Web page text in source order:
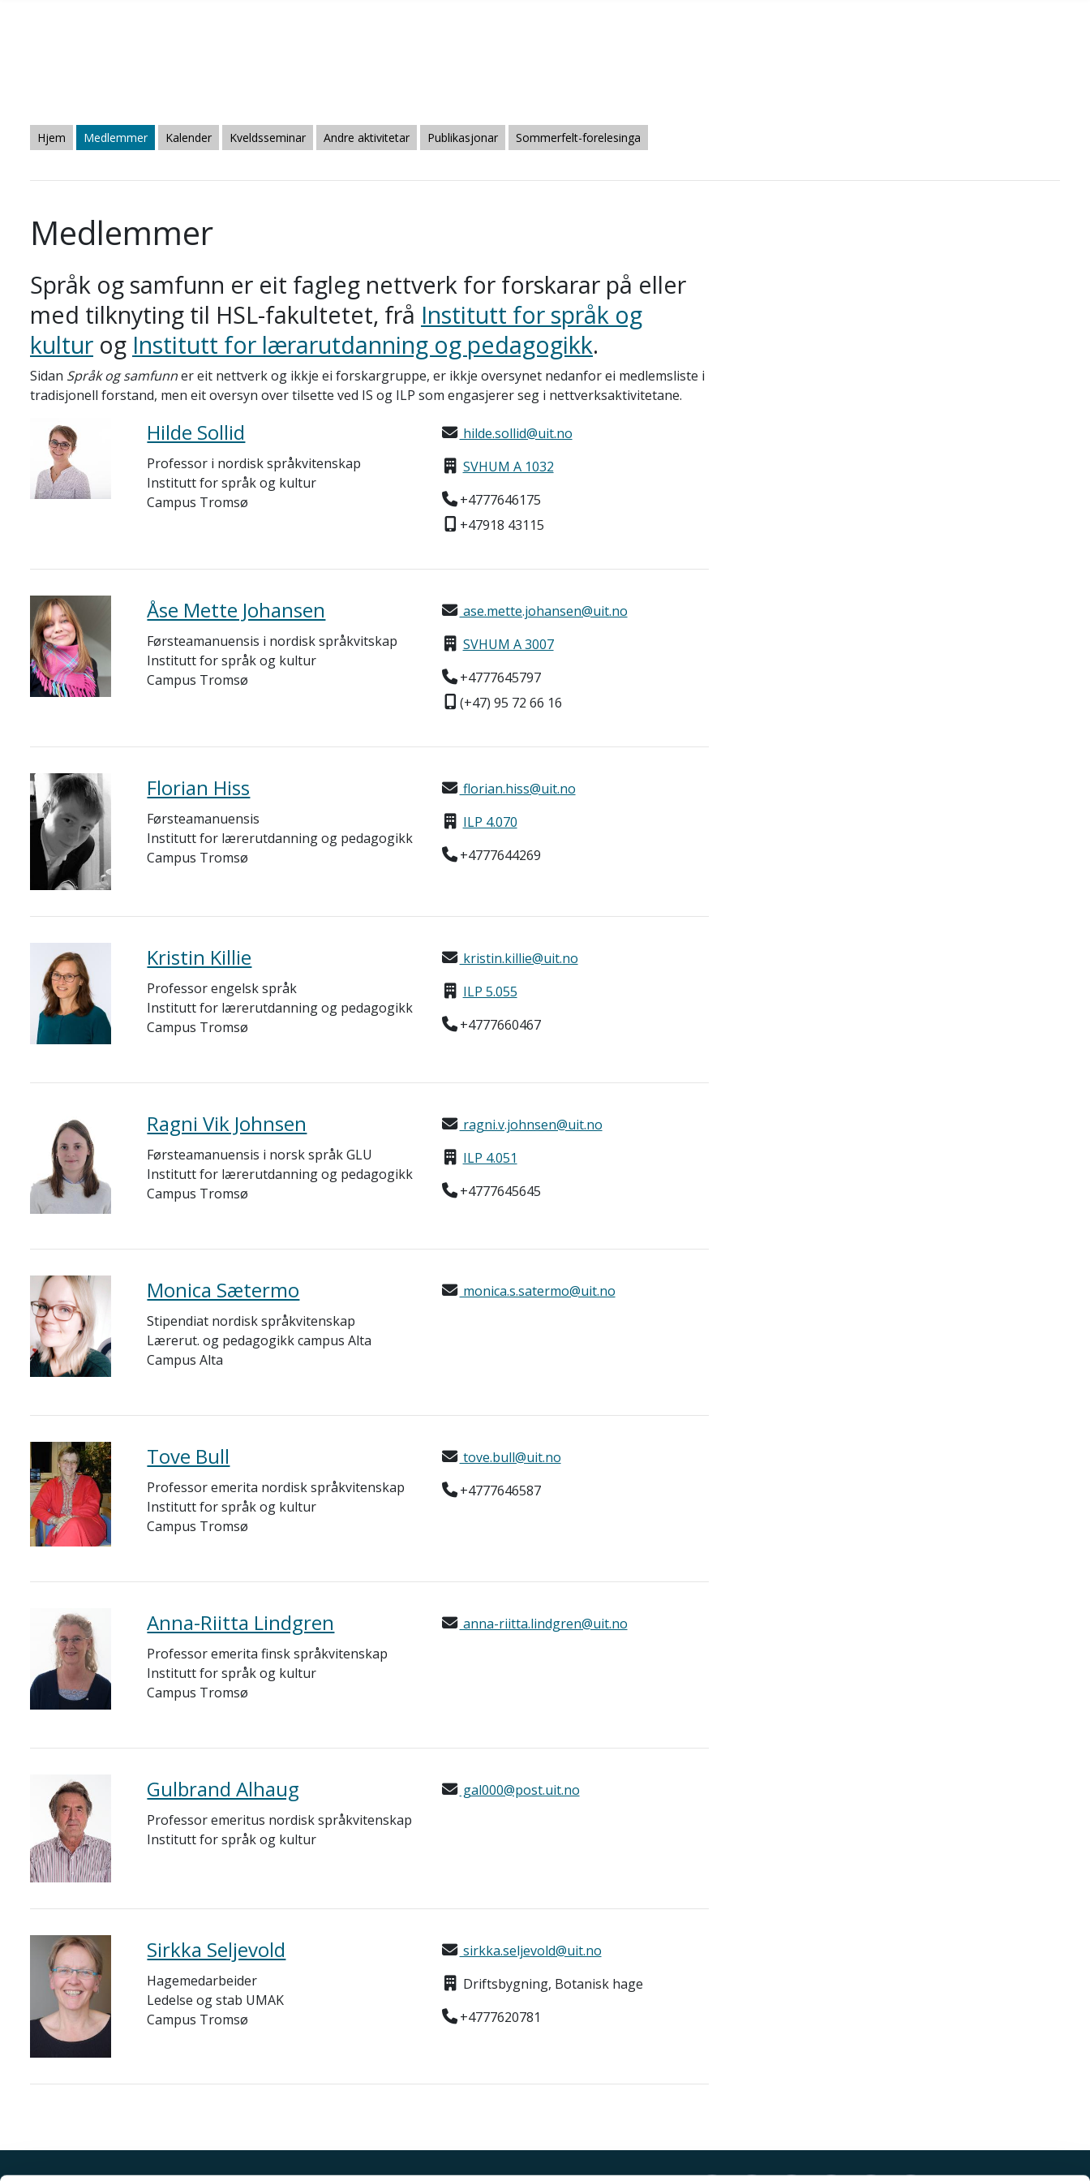
Hjem Medlemmer Kalender Kveldsseminar Andre aktivitetar Publikasjonar Sommerfelt-forelesinga
Medlemmer
Språk og samfunn er eit fagleg nettverk for forskarar på eller
med tilknyting til HSL-fakultetet, frå Institutt for språk og
kultur og Institutt for lærarutdanning og pedagogikk.
Sidan Språk og samfunner eit nettverk og ikkje ei forskargruppe, er ikkje oversynet nedanfor ei medlemsliste i
tradisjonell forstand, men eit oversyn over tilsette ved IS og ILP som engasjerer seg i nettverksaktivitetane.
Hilde Sollid
Professor i nordisk språkvitenskap
Institutt for språk og kultur
Campus Tromsø
hilde.sollid@uit.no
SVHUM A 1032
+4777646175
+47918 43115
Åse Mette Johansen
Førsteamanuensis i nordisk språkvitskap
Institutt for språk og kultur
Campus Tromsø
ase.mette.johansen@uit.no
SVHUM A 3007
+4777645797
(+47) 95 72 66 16
Florian Hiss
Førsteamanuensis
Institutt for lærerutdanning og pedagogikk
Campus Tromsø
florian.hiss@uit.no
ILP 4.070
+4777644269
Kristin Killie
Professor engelsk språk
Institutt for lærerutdanning og pedagogikk
Campus Tromsø
kristin.killie@uit.no
ILP 5.055
+4777660467
Ragni Vik Johnsen
Førsteamanuensis i norsk språk GLU
Institutt for lærerutdanning og pedagogikk
Campus Tromsø
ragni.v.johnsen@uit.no
ILP 4.051
+4777645645
Monica Sætermo
Stipendiat nordisk språkvitenskap
Lærerut. og pedagogikk campus Alta
Campus Alta
monica.s.satermo@uit.no
Tove Bull
Professor emerita nordisk språkvitenskap
Institutt for språk og kultur
Campus Tromsø
tove.bull@uit.no
+4777646587
Anna-Riitta Lindgren
Professor emerita finsk språkvitenskap
Institutt for språk og kultur
Campus Tromsø
anna-riitta.lindgren@uit.no
Gulbrand Alhaug
Professor emeritus nordisk språkvitenskap
Institutt for språk og kultur
gal000@post.uit.no
Sirkka Seljevold
Hagemedarbeider
Ledelse og stab UMAK
Campus Tromsø
sirkka.seljevold@uit.no
Driftsbygning, Botanisk hage
+4777620781